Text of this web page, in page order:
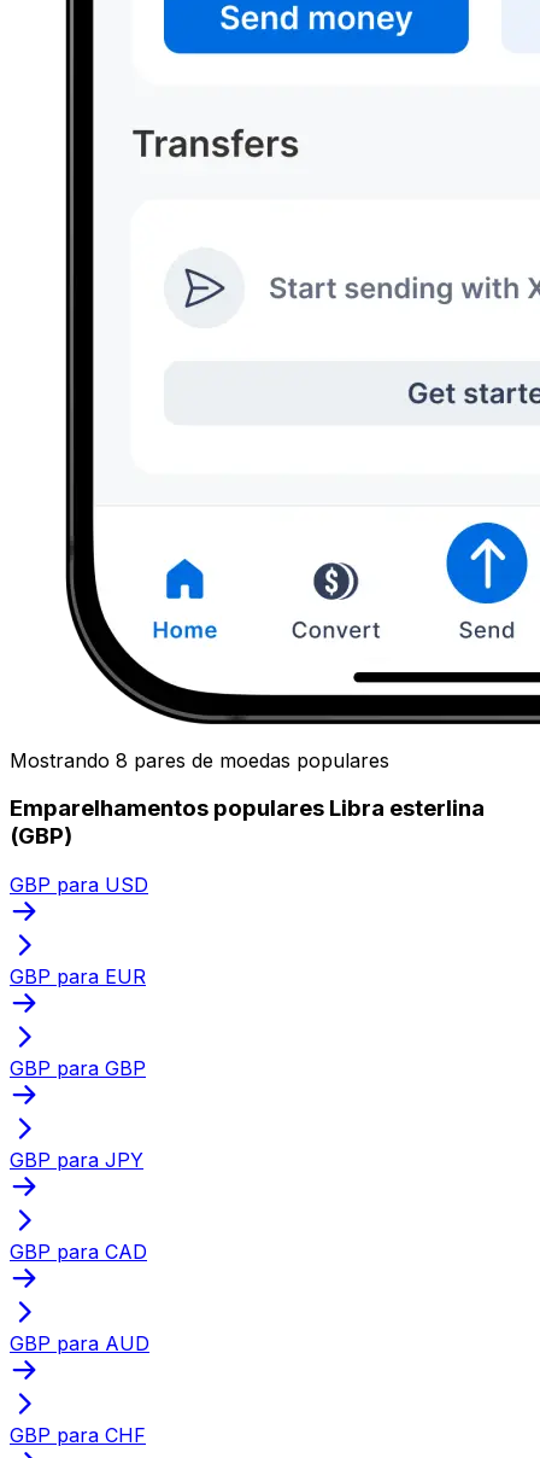
Mostrando 8 pares de moedas populares
Emparelhamentos populares Libra esterlina
(GBP)
GBP para USD
GBP para EUR
GBP para GBP
GBP para JPY
GBP para CAD
GBP para AUD
GBP para CHF